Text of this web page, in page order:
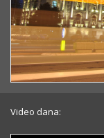
Video dana: